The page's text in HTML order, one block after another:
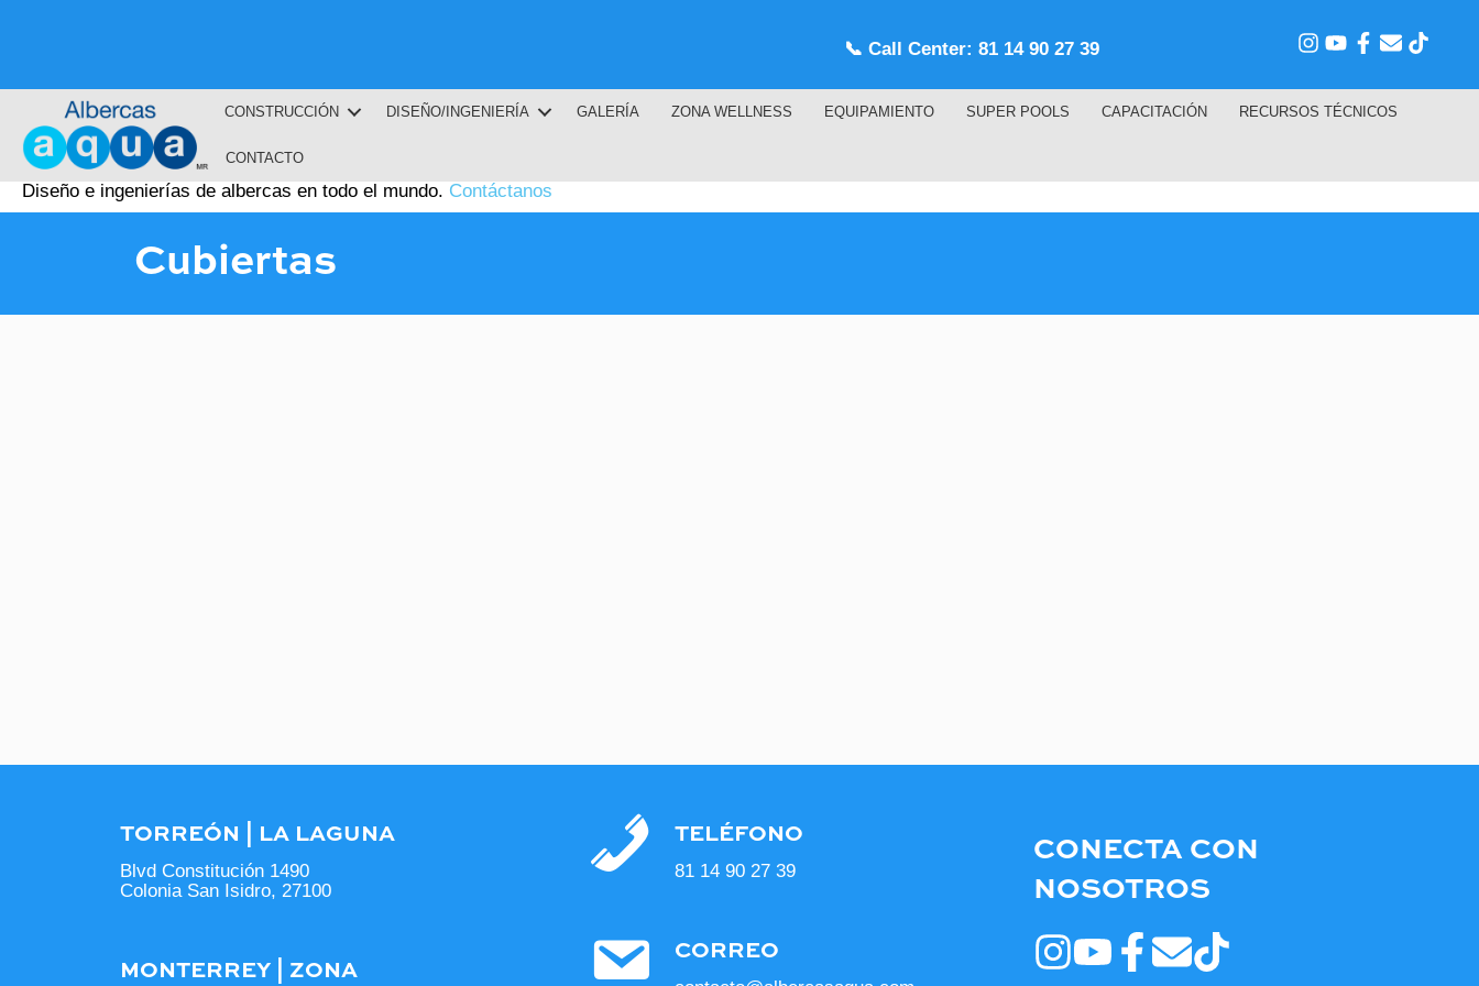
📞 Call Center: 81 14 90 27 39
CONSTRUCCIÓN DISEÑO/INGENIERÍA GALERÍA ZONA WELLNESS EQUIPAMIENTO SUPER POOLS CAPACITACIÓN RECURSOS TÉCNICOS
CONTACTO
Diseño e ingenierías de albercas en todo el mundo. Contáctanos
Cubiertas
TORREÓN | LA LAGUNA
Blvd Constitución 1490
Colonia San Isidro, 27100
MONTERREY | ZONA
TELÉFONO
81 14 90 27 39
CORREO
CONECTA CON
NOSOTROS